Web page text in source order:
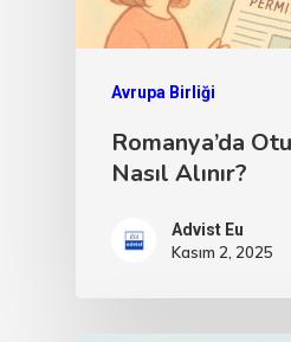
Avrupa Birliği
Romanya’da
Nasıl Alınır?
Advist Eu
Kasım 2, 2025